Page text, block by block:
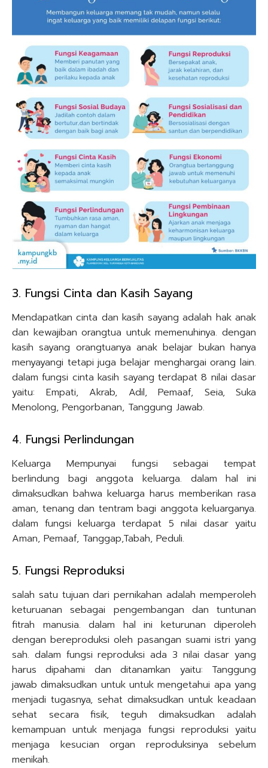
3. Fungsi Cinta dan Kasih Sayang
Mendapatkan cinta dan kasih sayang adalah hak anak
dan kewajiban orangtua untuk memenuhinya. dengan
kasih sayang orangtuanya anak belajar bukan hanya
menyayangi tetapi juga belajar menghargai orang lain.
dalam fungsi cinta kasih sayang terdapat 8 nilai dasar
yaitu: Empati, Akrab, Adil, Pemaaf, Seia, Suka
Menolong, Pengorbanan, Tanggung Jawab.
4. Fungsi Perlindungan
Keluarga Mempunyai fungsi sebagai tempat
berlindung bagi anggota keluarga. dalam hal ini
dimaksudkan bahwa keluarga harus memberikan rasa
aman, tenang dan tentram bagi anggota keluarganya.
dalam fungsi keluarga terdapat 5 nilai dasar yaitu
Aman, Pemaaf, Tanggap,Tabah, Peduli.
5. Fungsi Reproduksi
salah satu tujuan dari pernikahan adalah memperoleh
keturuanan sebagai pengembangan dan tuntunan
fitrah manusia. dalam hal ini keturunan diperoleh
dengan bereproduksi oleh pasangan suami istri yang
sah. dalam fungsi reproduksi ada 3 nilai dasar yang
harus dipahami dan ditanamkan yaitu: Tanggung
jawab dimaksudkan untuk untuk mengetahui apa yang
menjadi tugasnya, sehat dimaksudkan untuk keadaan
sehat secara fisik, teguh dimaksudkan adalah
kemampuan untuk menjaga fungsi reproduksi yaitu
menjaga kesucian organ reproduksinya sebelum
menikah.